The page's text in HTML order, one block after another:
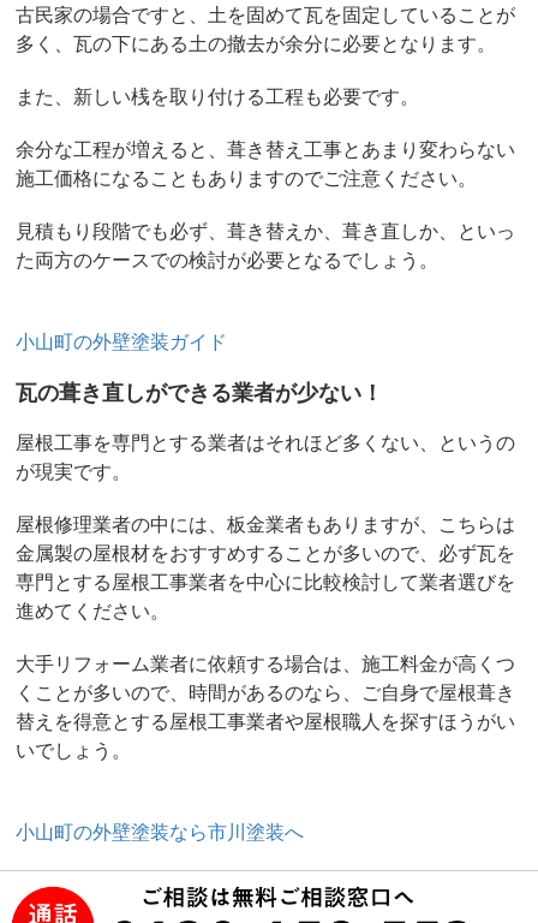
古民家の場合ですと、土を固めて瓦を固定していることが
多く、瓦の下にある土の撤去が余分に必要となります。
また、新しい桟を取り付ける工程も必要です。
余分な工程が増えると、葺き替え工事とあまり変わらない
施工価格になることもありますのでご注意ください。
見積もり段階でも必ず、葺き替えか、葺き直しか、といっ
た両方のケースでの検討が必要となるでしょう。
小山町の外壁塗装ガイド
瓦の葺き直しができる業者が少ない！
屋根工事を専門とする業者はそれほど多くない、というの
が現実です。
屋根修理業者の中には、板金業者もありますが、こちらは
金属製の屋根材をおすすめすることが多いので、必ず瓦を
専門とする屋根工事業者を中心に比較検討して業者選びを
進めてください。
大手リフォーム業者に依頼する場合は、施工料金が高くつ
くことが多いので、時間があるのなら、ご自身で屋根葺き
替えを得意とする屋根工事業者や屋根職人を探すほうがい
いでしょう。
小山町の外壁塗装なら市川塗装へ